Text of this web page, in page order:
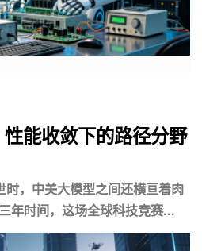
能收敛下的路径分野
，中美大模型之间还横亘着肉
年时间，这场全球科技竞赛...